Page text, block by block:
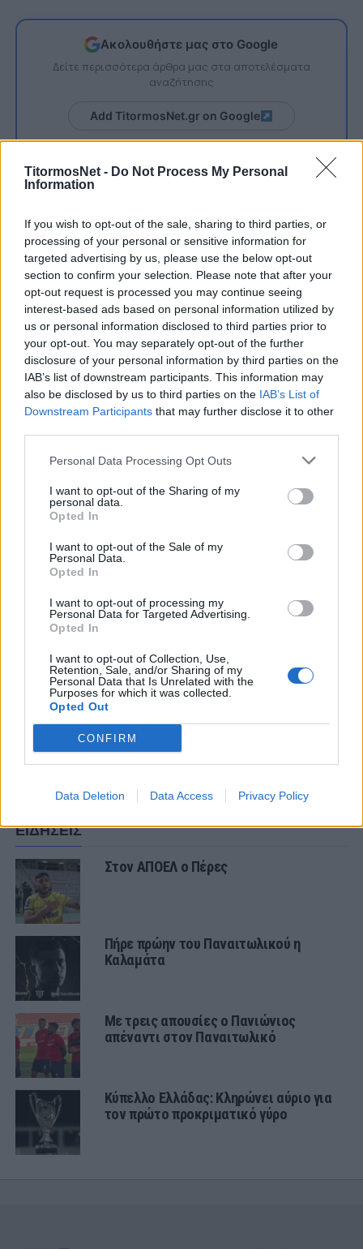
TitormosNet - Do Not Process My Personal
Information
If you wish to opt-out of the sale, sharing to third parties, or
processing of your personal or sensitive information for
targeted advertising by us, please use the below opt-out
section to confirm your selection. Please note that after your
opt-out request is processed you may continue seeing
interest-based ads based on personal information utilized by
us or personal information disclosed to third parties prior to
your opt-out. You may separately opt-out of the further
disclosure of your personal information by third parties on the
IAB’s list of downstream participants. This information may
also be disclosed by us to third parties on the IAB’s List of
Downstream Participants that may further disclose it to other
Personal Data Processing Opt Outs
I want to opt-out of the Sharing of my
personal data.
Opted In
I want to opt-out of the Sale of my
Personal Data.
Opted In
I want to opt-out of processing my
Personal Data for Targeted Advertising.
Opted In
I want to opt-out of Collection, Use,
Retention, Sale, and/or Sharing of my
Personal Data that Is Unrelated with the
Purposes for which it was collected.
Opted Out
CONFIRM
Data Deletion Data Access Privacy Policy
Ακολουθήστε μας στο Google
Δείτε περισσότερα άρθρα μας στα αποτελέσματα
αναζήτησης
Add TitormosNet.gr on Google
Ο παλαίμαχος διαιτητής και πρώην τεχνικός
σύγκρουση που υφίσταται για το θέμα της
διαιτησίας.
Μεταξύ άλλων, ανέφερε για το αν θα
ολοκληρωθούν τα Play Offs:
«Πιο πιθανό είναι να βγάλω εγώ μαλλιά παρά να
ολοκληρωθούν τα Play Offs. Κάθε μέρα έχει και
μία έκπληξη, είναι τραγέλαφος όλο αυτό, που
συμβαίνει, και στην πάνω, αλλά και την κάτω
κατηγορία. Εγώ προσωπικά δεν έχω ζήσει
θεσμικών παραγόντων και ο καθένας τραβάει
το σχοινί χωρίς να τους νοιάζει για τους
άλλους».
ΤΕΛΕΥΤΑΙΑ ΝΕΑ
ΠΑΝΑΙΤΩΛΙΚΟΣ
Πάτησαν γήπεδο Νακάμπα-Τζενεπό
(φωτο)
Πόλο: «Άρωμα» από Α1 με Τουρκομένη
ΕΙΔΗΣΕΙΣ
Στον ΑΠΟΕΛ ο Πέρες
Πήρε πρώην του Παναιτωλικού η
Καλαμάτα
Με τρεις απουσίες ο Πανιώνιος
απέναντι στον Παναιτωλικό
Κύπελλο Ελλάδας: Κληρώνει αύριο για
τον πρώτο προκριματικό γύρο